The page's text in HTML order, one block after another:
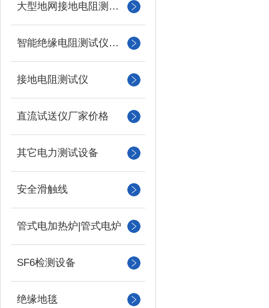
大型地网接地电阻测试仪
智能绝缘电阻测试仪（兆欧表）
接地电阻测试仪
直流试送仪厂家价格
其它电力测试设备
安全滑触线
管式电加热炉|管式电炉
SF6检测设备
绝缘地毯